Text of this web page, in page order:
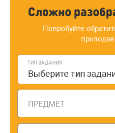
Сложно
Попробуйте
ТИП ЗАДАНИЯ
Выберите тип
ПРЕДМЕТ